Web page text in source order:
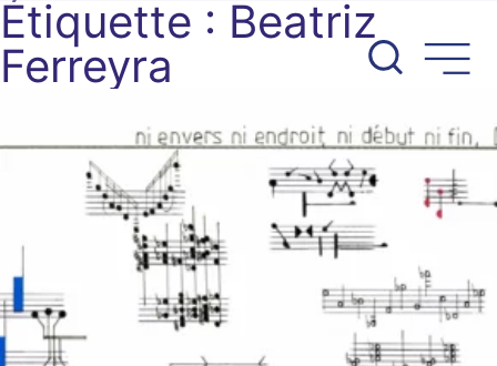
Aller
au
contenu
Étiquette : Beatriz
Ferreyra